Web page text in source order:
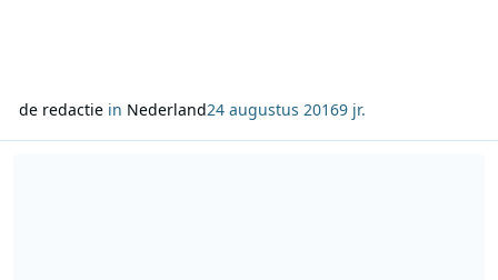
de redactiein Nederland24 augustus 20169 jr.